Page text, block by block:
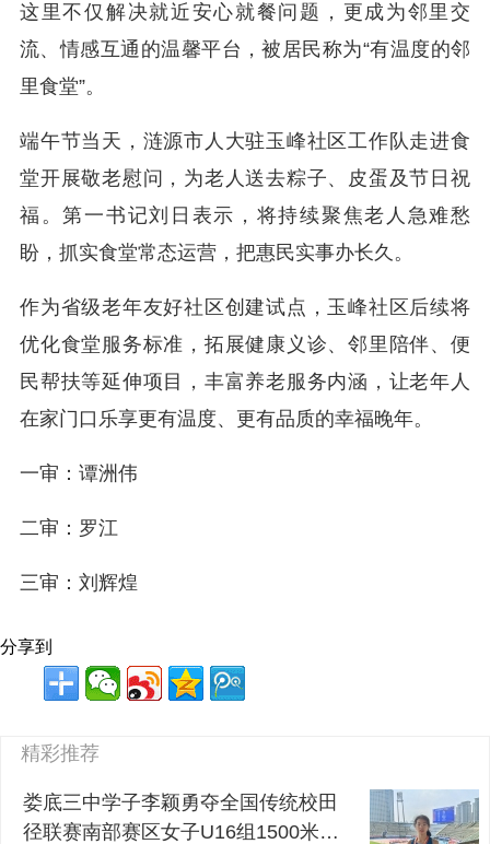
这里不仅解决就近安心就餐问题，更成为邻里交
流、情感互通的温馨平台，被居民称为“有温度的邻
里食堂”。
端午节当天，涟源市人大驻玉峰社区工作队走进食
堂开展敬老慰问，为老人送去粽子、皮蛋及节日祝
福。第一书记刘日表示，将持续聚焦老人急难愁
盼，抓实食堂常态运营，把惠民实事办长久。
作为省级老年友好社区创建试点，玉峰社区后续将
优化食堂服务标准，拓展健康义诊、邻里陪伴、便
民帮扶等延伸项目，丰富养老服务内涵，让老年人
在家门口乐享更有温度、更有品质的幸福晚年。
一审：谭洲伟
二审：罗江
三审：刘辉煌
分享到
精彩推荐
娄底三中学子李颖勇夺全国传统校田
径联赛南部赛区女子U16组1500米冠